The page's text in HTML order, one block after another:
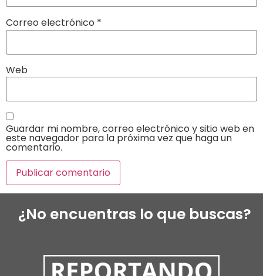
Correo electrónico *
Web
Guardar mi nombre, correo electrónico y sitio web en
este navegador para la próxima vez que haga un
comentario.
¿No encuentras lo que buscas?